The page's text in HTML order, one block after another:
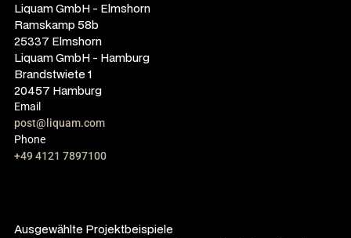
Liquam GmbH - Elmshorn
Ramskamp 58b
25337 Elmshorn
Liquam GmbH - Hamburg
Brandstwiete 1
20457 Hamburg
Email
post@liquam.com
Phone
+49 4121 7897100
Ausgewählte Projektbeispiele